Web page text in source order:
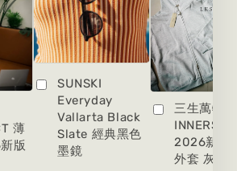
薄
版
SUNSKI
Everyday
Vallarta Black
Slate 經典黑色
墨鏡
三生萬物
2026新版
外套 灰色